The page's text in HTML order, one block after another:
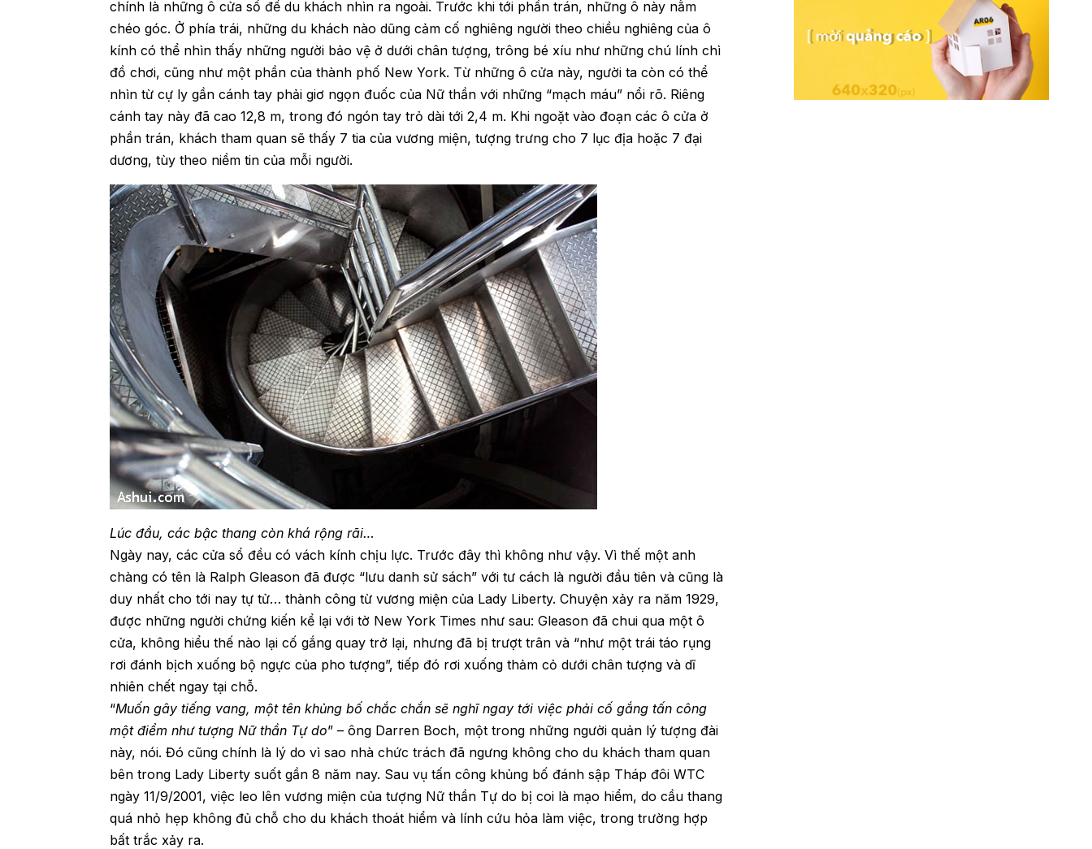
chính là những ô cửa sổ để du khách nhìn ra ngoài. Trước khi tới phần trán, những ô này nằm
chéo góc. Ở phía trái, những du khách nào dũng cảm cố nghiêng người theo chiều nghiêng của ô
kính có thể nhìn thấy những người bảo vệ ở dưới chân tượng, trông bé xíu như những chú lính chì
đồ chơi, cũng như một phần của thành phố New York. Từ những ô cửa này, người ta còn có thể
nhìn từ cự ly gần cánh tay phải giơ ngọn đuốc của Nữ thần với những “mạch máu” nổi rõ. Riêng
cánh tay này đã cao 12,8 m, trong đó ngón tay trỏ dài tới 2,4 m. Khi ngoặt vào đoạn các ô cửa ở
phần trán, khách tham quan sẽ thấy 7 tia của vương miện, tượng trưng cho 7 lục địa hoặc 7 đại
dương, tùy theo niềm tin của mỗi người.
Lúc đầu, các bậc thang còn khá rộng rãi…
Ngày nay, các cửa sổ đều có vách kính chịu lực. Trước đây thì không như vậy. Vì thế một anh
chàng có tên là Ralph Gleason đã được “lưu danh sử sách” với tư cách là người đầu tiên và cũng là
duy nhất cho tới nay tự tử… thành công từ vương miện của Lady Liberty. Chuyện xảy ra năm 1929,
được những người chứng kiến kể lại với tờ New York Times như sau: Gleason đã chui qua một ô
cửa, không hiểu thế nào lại cố gắng quay trở lại, nhưng đã bị trượt trân và “như một trái táo rụng
rơi đánh bịch xuống bộ ngực của pho tượng”, tiếp đó rơi xuống thảm cỏ dưới chân tượng và dĩ
nhiên chết ngay tại chỗ.
“Muốn gây tiếng vang, một tên khủng bố chắc chắn sẽ nghĩ ngay tới việc phải cố gắng tấn công
một điểm như tượng Nữ thần Tự do” – ông Darren Boch, một trong những người quản lý tượng đài
này, nói. Đó cũng chính là lý do vì sao nhà chức trách đã ngưng không cho du khách tham quan
bên trong Lady Liberty suốt gần 8 năm nay. Sau vụ tấn công khủng bố đánh sập Tháp đôi WTC
ngày 11/9/2001, việc leo lên vương miện của tượng Nữ thần Tự do bị coi là mạo hiểm, do cầu thang
quá nhỏ hẹp không đủ chỗ cho du khách thoát hiểm và lính cứu hỏa làm việc, trong trường hợp
bất trắc xảy ra.